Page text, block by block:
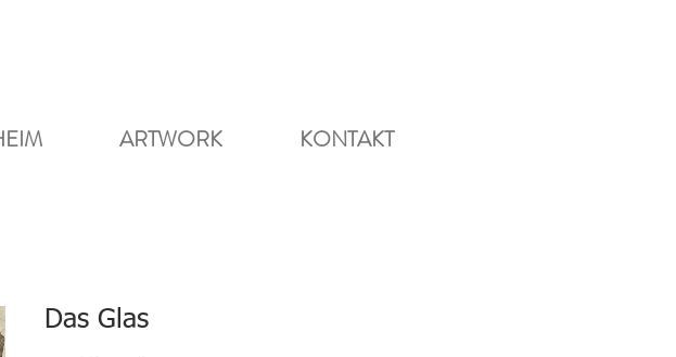
ARTWORK KONTAKT
Das Glas